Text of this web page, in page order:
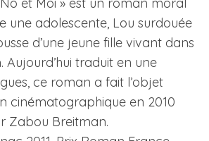
une adolescente, Lou surdouée
d’une jeune fille vivant dans
Aujourd’hui traduit en une
ce roman a fait l’objet
cinématographique en 2010
Zabou Breitman.